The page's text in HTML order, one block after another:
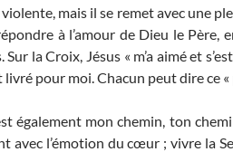
mais il se remet avec une
à l’amour de Dieu le Père,
la Croix, Jésus « m’a aimé et
livré pour moi. Chacun peut dire ce
également mon chemin, ton
avec l’émotion du cœur ; vivre la